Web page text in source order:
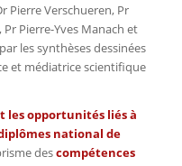
Pierre Verschueren, Pr
Pierre-Yves Manach et
les synthèses dessinées
et médiatrice scientifique
les opportunités liés à
national de
descompétences